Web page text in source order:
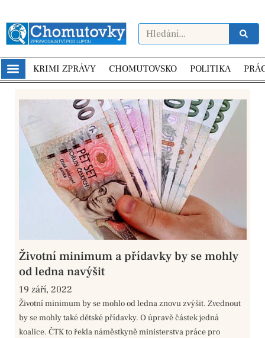
KRIMI ZPRÁVY CHOMUTOVSKO POLITIKA
Životní minimum a přídavky by se mohly
od ledna navýšit
19 září, 2022
Životní minimum by se mohlo od ledna znovu zvýšit. Zvednout
by se mohly také dětské přídavky. O úpravě částek jedná
koalice. ČTK to řekla náměstkyně ministerstva práce pro